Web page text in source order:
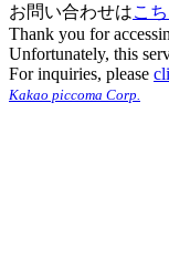
お問い合わせはこ
Thank you for
Unfortunately, this
For inquiries, please
Kakao piccoma Corp.